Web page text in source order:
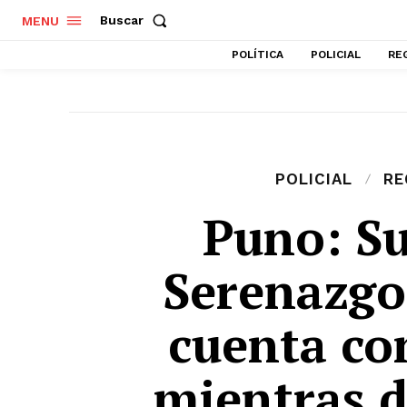
MENU Buscar
POLÍTICA POLICIAL
POLICIAL
Puno:
cuenta